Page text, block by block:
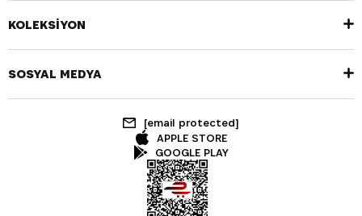
KOLEKSİYON
SOSYAL MEDYA
[email protected]
APPLE STORE
GOOGLE PLAY